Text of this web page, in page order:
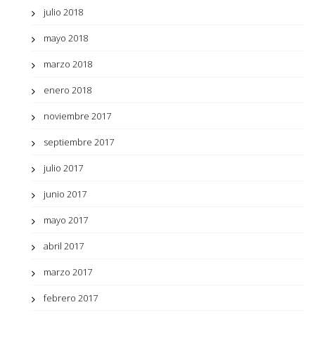
julio 2018
mayo 2018
marzo 2018
enero 2018
noviembre 2017
septiembre 2017
julio 2017
junio 2017
mayo 2017
abril 2017
marzo 2017
febrero 2017